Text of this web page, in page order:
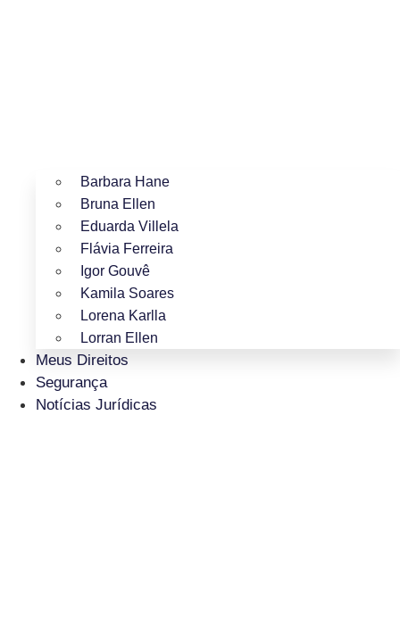
Barbara Hane
Bruna Ellen
Eduarda Villela
Flávia Ferreira
Igor Gouvê
Kamila Soares
Lorena Karlla
Lorran Ellen
Meus Direitos
Segurança
Notícias Jurídicas